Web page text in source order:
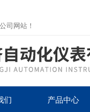
司网站！
们 产品中心